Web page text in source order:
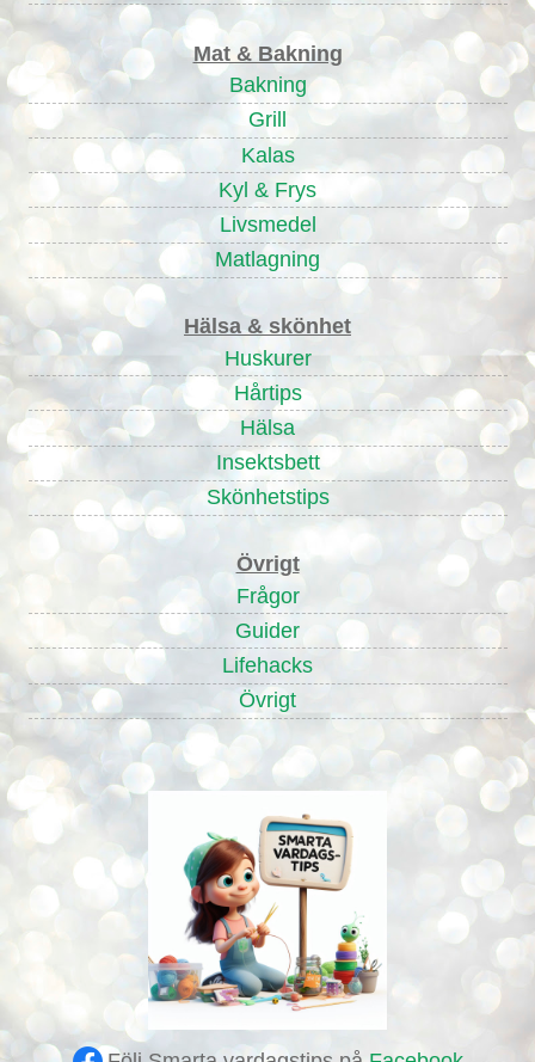
Mat & Bakning
Bakning
Grill
Kalas
Kyl & Frys
Livsmedel
Matlagning
Hälsa & skönhet
Huskurer
Hårtips
Hälsa
Insektsbett
Skönhetstips
Övrigt
Frågor
Guider
Lifehacks
Övrigt